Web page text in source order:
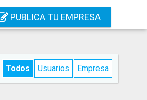
PUBLICA TU EMPRESA
Todos Usuarios Empresa